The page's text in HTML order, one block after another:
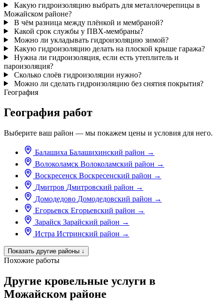
Какую гидроизоляцию выбрать для металлочерепицы в
Можайском районе?
В чём разница между плёнкой и мембраной?
Какой срок службы у ПВХ-мембраны?
Можно ли укладывать гидроизоляцию зимой?
Какую гидроизоляцию делать на плоской крыше гаража?
Нужна ли гидроизоляция, если есть утеплитель и
пароизоляция?
Сколько слоёв гидроизоляции нужно?
Можно ли сделать гидроизоляцию без снятия покрытия?
География
География работ
Выберите ваш район — мы покажем цены и условия для него.
Балашиха Балашихинский район →
Волоколамск Волоколамский район →
Воскресенск Воскресенский район →
Дмитров Дмитровский район →
Домодедово Домодедовский район →
Егорьевск Егорьевский район →
Зарайск Зарайский район →
Истра Истринский район →
Показать другие районы ↓
Похожие работы
Другие кровельные услуги в
Можайском районе